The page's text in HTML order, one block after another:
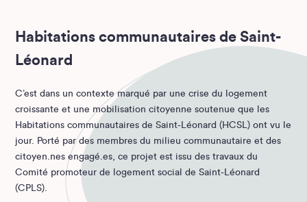
Habitations communautaires de Saint-
Léonard
C’est dans un contexte marqué par une crise du logement
croissante et une mobilisation citoyenne soutenue que les
Habitations communautaires de Saint-Léonard (HCSL) ont vu le
jour. Porté par des membres du milieu communautaire et des
citoyen.nes engagé.es, ce projet est issu des travaux du
Comité promoteur de logement social de Saint-Léonard
(CPLS).